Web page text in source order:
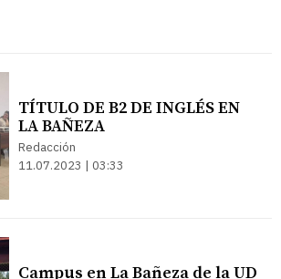
TÍTULO DE B2 DE INGLÉS EN
LA BAÑEZA
Redacción
11.07.2023 | 03:33
Campus en La Bañeza de la UD